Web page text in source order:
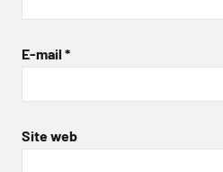
E-mail *
Site web